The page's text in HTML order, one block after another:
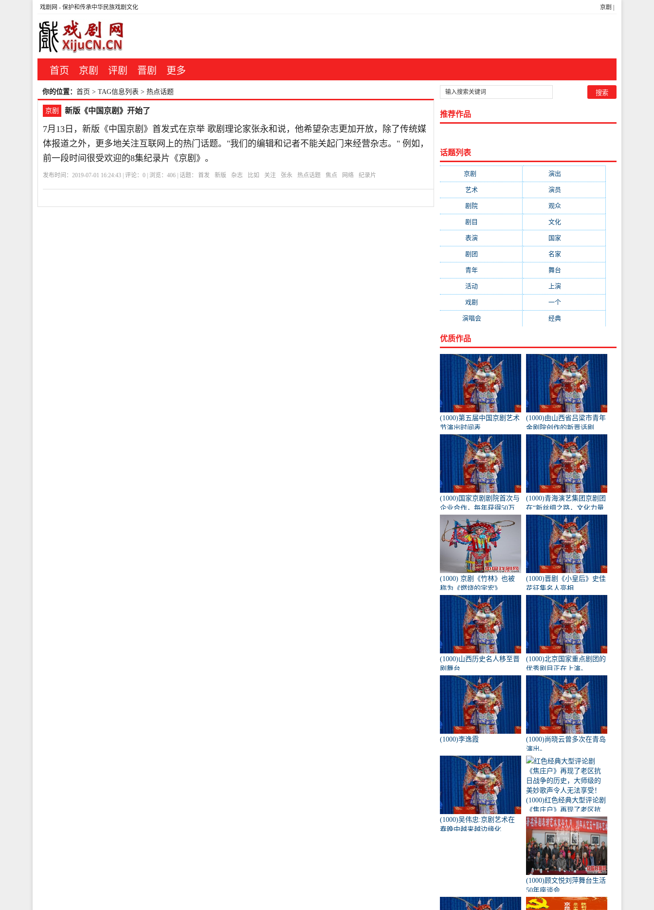
京剧
戏剧网 - 保护和传承中华民族戏剧文化
首页 京剧 评剧 晋剧 更多
你的位置： 首页 > TAG信息列表 > 热点话题
京剧 新版《中国京剧》开始了
7月13日，新版《中国京剧》首发式在京举 歌剧理论家张永和说，他希望杂志更加开放，除了传统媒
体报道之外，更多地关注互联网上的热门话题。"我们的编辑和记者不能关起门来经营杂志。" 例如，
前一段时间很受欢迎的8集纪录片《京剧》。
发布时间：2019-07-01 16:24:43 | 评论： 0 | 浏览： 406 | 话题： 首发 新版 杂志 比如 关注 张永 热点话题 焦点 网络 纪录片
推荐作品
话题列表
京剧 演出
艺术 演员
剧院 观众(2300)
剧目 文化(1664)
表演 国家
剧团 名家
青年 舞台
活动 上演
戏剧 一个(1068)
演唱会(1053) 经典(1009)
优质作品
(1000)第五届中国京剧艺术
节演出时间表
(1000)由山西省吕梁市青年
金剧院创作的新晋话剧
《兴化九翁》将于10月16
日在北京长安大剧院上
(1000)国家京剧剧院首次与
企业合作，每年获得50万
元的创作经费。
(1000)青海演艺集团京剧团
在“新丝绸之路，文化力量
——第二届黄河流域歌剧
红梅大赛”中获得1金3银
(1000) 京剧《竹林》也被
称为《燃烧的宇宏》
(1000)晋剧《小皇后》史佳
花征集名人亮相
(1000)山西历史名人移至晋
剧舞台
(1000)北京国家重点剧团的
优秀剧目正在上演。
(1000)李逸霞
(1000)尚晓云曾多次在青岛
演出。
(1000)吴伟忠:京剧艺术在
春晚中越来越边缘化
(1000)红色经典大型评论剧
《焦庄户》再现了老区抗
日战争的历史，大师级的
美妙歌声令人无法享受！
(1000)顾文悦刘萍舞台生活
50年座谈会